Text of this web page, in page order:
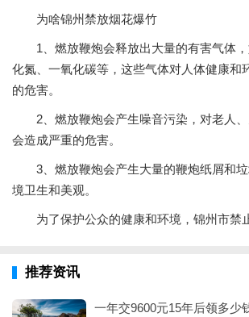
为啥锦州禁放烟花爆竹
1、燃放鞭炮会释放出大量的有害气体，
化氮、一氧化碳等，这些气体对人体健康和
的危害。
2、燃放鞭炮会产生噪音污染，对老人、
会造成严重的危害。
3、燃放鞭炮会产生大量的鞭炮纸屑和垃
境卫生和美观。
为了保护公众的健康和环境，锦州市禁止
推荐资讯
一年交9600元15年后领多少